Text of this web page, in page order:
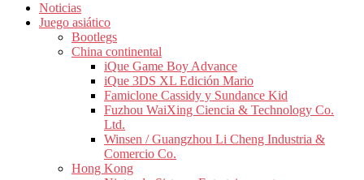
Noticias
Juego asiático
Bootlegs
China continental
iQue Game Boy Advance
iQue 3DS XL Edición Mario
Famiclone Cassidy y Sundance Kid
Fuzhou WaiXing Ciencia & Technology Co.
Ltd.
Winsen / Guangzhou Li Cheng Industria &
Comercio Co.
Hong Kong